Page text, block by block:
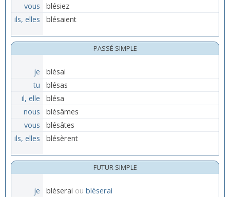
vous
blésiez
ils, elles
blésaient
PASSÉ SIMPLE
je
blésai
tu
blésas
il, elle
blésa
nous
blésâmes
vous
blésâtes
ils, elles
blésèrent
FUTUR SIMPLE
je bléserai ou blèserai